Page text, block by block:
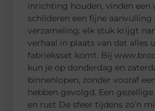
inrichting houden, vinden een
schilderen een fijne aanvulling
verzameling; elk stuk krijgt
verhaal in plaats van dat alles
fabrieksset komt. Bij
kun je op donderdag en
binnenlopen, zonder vooraf
hebben gevolgd. Een
en rust De sfeer tijdens zo’n